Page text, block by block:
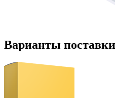
Варианты поставки